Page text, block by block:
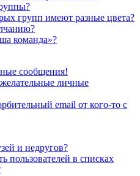
групп имеют разные цвета?
команда»?
сообщения!
личные
email от кого-то с
и недругов?
пользователей в списках